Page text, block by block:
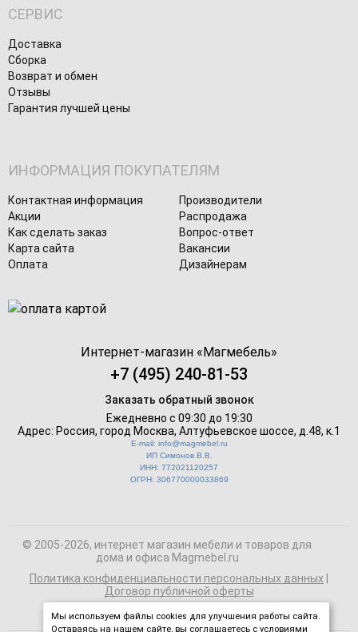
СЕРВИС
Доставка
Сборка
Возврат и обмен
Отзывы
Гарантия лучшей цены
ИНФОРМАЦИЯ ПОКУПАТЕЛЯМ
Контактная информация
Производители
Акции
Распродажа
Как сделать заказ
Вопрос-ответ
Карта сайта
Вакансии
Оплата
Дизайнерам
Интернет-магазин « Магмебель»
+7 (495) 240-81-53
Заказать обратный звонок
Ежедневно с 09:30 до 19:30
Адрес: Россия, город Москва, Алтуфьевское шоссе, д.48, к.1
E-mail: info@magmebel.ru
ИП Симонов В.В.
ИНН: 772021120257
ОГРН: 306770000033869
© 2005-2026, интернет магазин мебели и товаров для
дома и офиса Magmebel.ru
Политика конфиденциальности персональных данных
Договор публичной оферты
Мы используем файлы cookies для улучшения работы сайта.
Оставаясь на нашем сайте, вы соглашаетесь с условиями